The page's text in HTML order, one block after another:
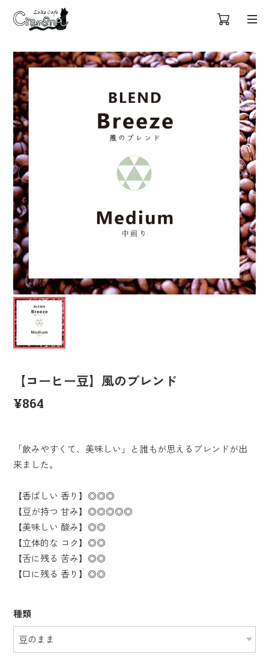
【コーヒー豆】風のブレンド
¥864
「飲みやすくて、美味しい」と誰もが思えるブレンドが出
来ました。
【香ばしい 香り】◎◎◎
【豆が持つ 甘み】◎◎◎◎◎
【美味しい 酸み】◎◎
【立体的な コク】◎◎
【舌に残る 苦み】◎◎
【口に残る 香り】◎◎
種類